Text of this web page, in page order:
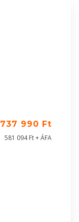
737 990 Ft
581 094 Ft + ÁFA